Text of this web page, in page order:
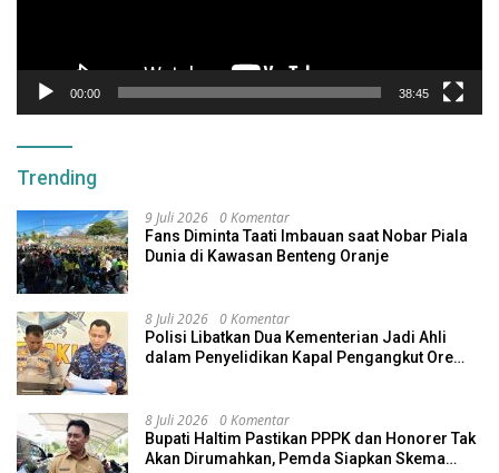
00:00 38:45
Trending
9 Juli 2026 0 Komentar
Fans Diminta Taati Imbauan saat Nobar Piala
Dunia di Kawasan Benteng Oranje
8 Juli 2026 0 Komentar
Polisi Libatkan Dua Kementerian Jadi Ahli
dalam Penyelidikan Kapal Pengangkut Ore
8 Juli 2026 0 Komentar
Bupati Haltim Pastikan PPPK dan Honorer Tak
Akan Dirumahkan, Pemda Siapkan Skema